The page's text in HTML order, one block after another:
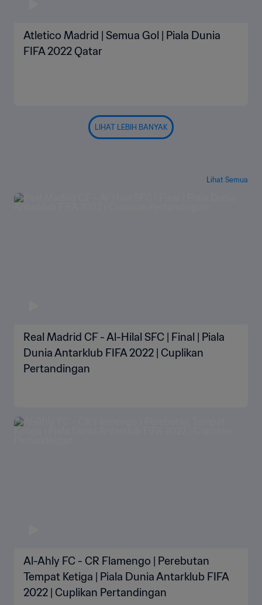
Atletico Madrid | Semua Gol | Piala Dunia
FIFA 2022 Qatar
LIHAT LEBIH BANYAK
Lihat Semua
Real Madrid CF - Al-Hilal SFC | Final | Piala
Dunia Antarklub FIFA 2022 | Cuplikan
Pertandingan
Al-Ahly FC - CR Flamengo | Perebutan
Tempat Ketiga | Piala Dunia Antarklub FIFA
2022 | Cuplikan Pertandingan